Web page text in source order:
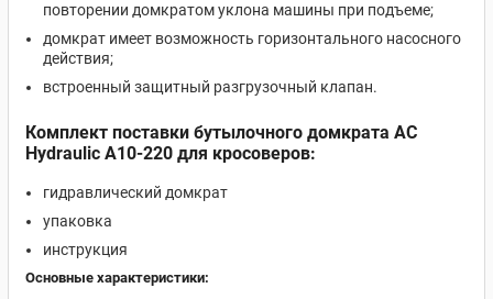
повторении домкратом уклона машины при подъеме;
домкрат имеет возможность горизонтального насосного
действия;
встроенный защитный разгрузочный клапан.
Комплект поставки бутылочного домкрата AC
Hydraulic A10-220 для кросоверов:
гидравлический домкрат
упаковка
инструкция
Основные характеристики: